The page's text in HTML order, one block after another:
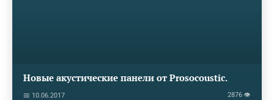
Новые акустические панели от Prosocoustic.
📅 10.06.2017 2876 👁